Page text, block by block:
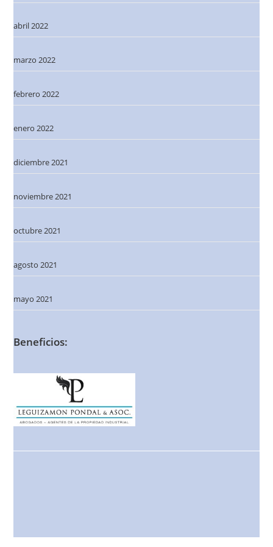
abril 2022
marzo 2022
febrero 2022
enero 2022
diciembre 2021
noviembre 2021
octubre 2021
agosto 2021
mayo 2021
Beneficios: